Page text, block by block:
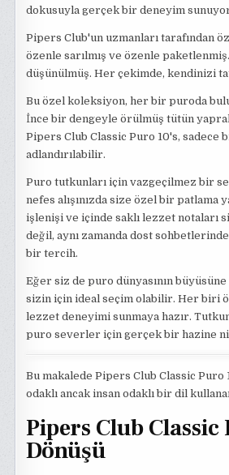
dokusuyla gerçek bir deneyim
Pipers Club'un uzmanları tarafından
özenle sarılmış ve özenle
düşünülmüş. Her çekimde, kendinizi
Bu özel koleksiyon, her bir puroda
İnce bir dengeyle örülmüş tütün
Pipers Club Classic Puro 10's, sadece
adlandırılabilir.
Puro tutkunları için vazgeçilmez bir
nefes alışınızda size özel bir patlama
işlenişi ve içinde saklı lezzet notaları
değil, aynı zamanda dost
bir tercih.
Eğer siz de puro dünyasının
sizin için ideal seçim olabilir. Her biri
lezzet deneyimi sunmaya hazır.
puro severler için gerçek bir hazine
Bu makalede Pipers Club Classic
odaklı ancak insan odaklı bir dil
Pipers Club Classic
Dönüşü